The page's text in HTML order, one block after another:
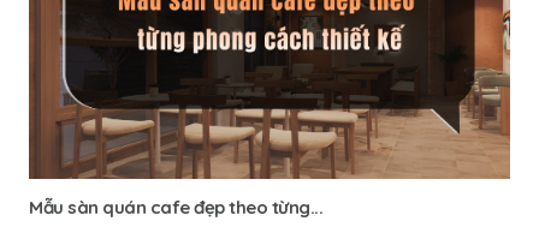
Mẫu sàn quán cafe đẹp theo từng...